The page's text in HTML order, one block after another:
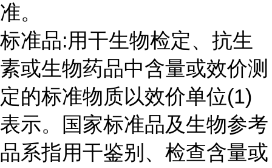
准。
标准品:用干生物检定、抗生
素或生物药品中含量或效价测
定的标准物质以效价单位(1)
表示。国家标准品及生物参考
品系指用干鉴别、检查含量或